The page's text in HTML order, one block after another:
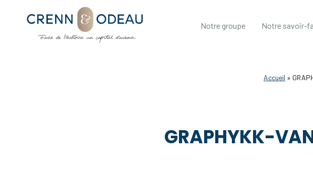
Notre groupe Notre savoir-
Accueil »
GRAPHYKK-